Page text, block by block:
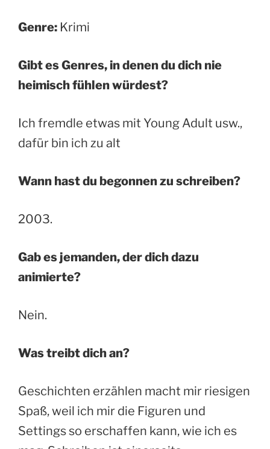
Genre: Krimi
Gibt es Genres, in denen du dich nie
heimisch fühlen würdest?
Ich fremdle etwas mit Young Adult usw.,
dafür bin ich zu alt
Wann hast du begonnen zu schreiben?
2003.
Gab es jemanden, der dich dazu
animierte?
Nein.
Was treibt dich an?
Geschichten erzählen macht mir riesigen
Spaß, weil ich mir die Figuren und
Settings so erschaffen kann, wie ich es